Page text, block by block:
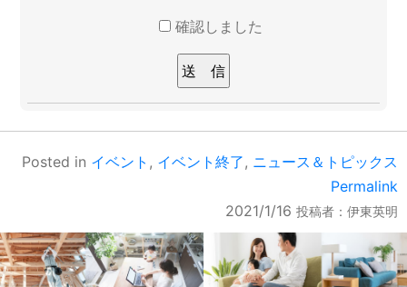
確認しました
Posted in イベント , イベント終了, ニュース＆トピックス
Permalink
2021/1/16 投稿者： 伊東英明